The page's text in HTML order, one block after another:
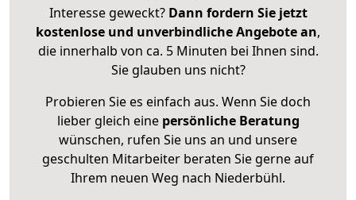
Interesse geweckt? Dann fordern Sie jetzt
kostenlose und unverbindliche Angebote an,
die innerhalb von ca. 5 Minuten bei Ihnen sind.
Sie glauben uns nicht?
Probieren Sie es einfach aus. Wenn Sie doch
lieber gleich eine persönliche Beratung
wünschen, rufen Sie uns an und unsere
geschulten Mitarbeiter beraten Sie gerne auf
Ihrem neuen Weg nach Niederbühl.